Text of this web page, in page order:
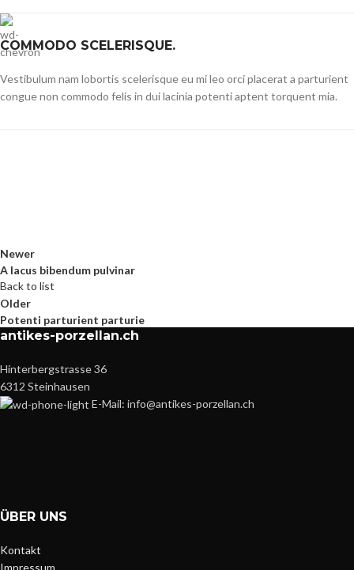
COMMODO SCELERISQUE.
Vestibulum nam lobortis scelerisque eu mi leo orci placerat a parturient
congue non commodo felis in dui lacinia potenti aptent torquent mia.
Newer
A lacus bibendum pulvinar
Back to list
Older
Potenti parturient parturie
antikes-porzellan.ch
Hinterbergstrasse 36
6312 Steinhausen
E-Mail: info@antikes-porzellan.ch
ÜBER UNS
Kontakt